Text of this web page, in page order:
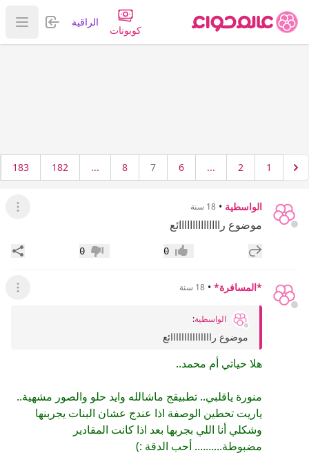
كوبونات
الراقية تسجيل
عرض
1
2
...
6
7
8
...
182
183
الواسطية • 18 سنة عرض
موضوع رااااااااااااااائع
إضافة رد جديد إعجاب0 عدم إعجاب
0
*المسافرة* • 18 سنة عرض
الواسطية:
موضوع رااااااااااااااائع
هلا حياتي أم محمد..
منورة ياقلبي.. تطبيقج ماشالله وايد حلو والصور مشهية..
ياريت تحطين الوصفة اذا عندج عشان البنات يجربنها
وشكلي أنا اللي بجربها بعد اذا كانت المقادير
مضبوطة.......... أحب الدقة :)